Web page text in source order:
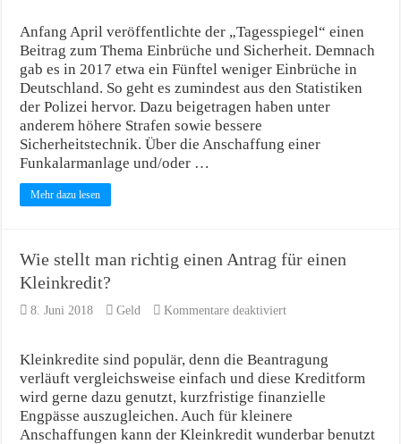
Arten
Alarmanlagen
und
wie
sie
Anfang April veröffentlichte der „Tagesspiegel“ einen
Beitrag zum Thema Einbrüche und Sicherheit. Demnach
gab es in 2017 etwa ein Fünftel weniger Einbrüche in
Deutschland. So geht es zumindest aus den Statistiken
der Polizei hervor. Dazu beigetragen haben unter
anderem höhere Strafen sowie bessere
Sicherheitstechnik. Über die Anschaffung einer
Funkalarmanlage und/oder …
Mehr dazu lesen
Wie stellt man richtig einen Antrag für einen
Kleinkredit?
8. Juni 2018 Geld Kommentare deaktiviertfür
man
richtig
einen
Antrag
für
einen
Kleinkredite sind populär, denn die Beantragung
verläuft vergleichsweise einfach und diese Kreditform
wird gerne dazu genutzt, kurzfristige finanzielle
Engpässe auszugleichen. Auch für kleinere
Anschaffungen kann der Kleinkredit wunderbar benutzt